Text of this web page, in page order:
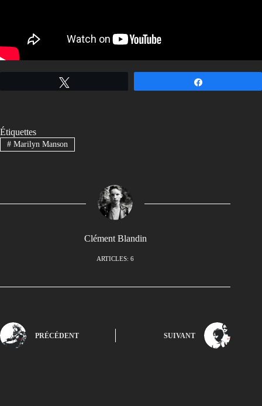
Étiquettes
#Marilyn Manson
Clément Blandin
ARTICLES: 6
PRÉCÉDENT SUIVANT